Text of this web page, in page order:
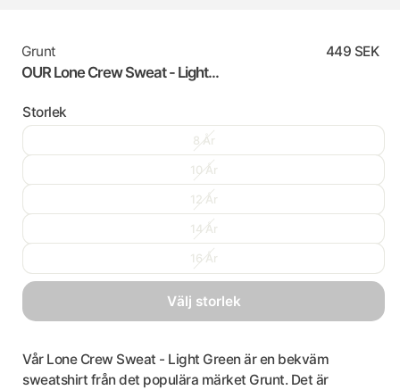
Grunt
OUR Lone Crew Sweat - Light...
449 SEK
Storlek
8 År
10 År
12 År
14 År
16 År
välj storlek
Vår Lone Crew Sweat - Light Green är en bekväm
sweatshirt från det populära märket Grunt. Det är